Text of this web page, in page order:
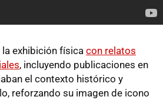
exhibición física con relatos
, incluyendo publicaciones en
el contexto histórico y
reforzando su imagen de icono